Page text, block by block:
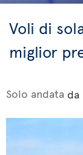
Voli di
miglior
Solo andata da